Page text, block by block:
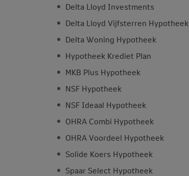
Delta Lloyd Investments
Delta Lloyd Vijfsterren Hypotheek
Delta Woning Hypotheek
Hypotheek Krediet Plan
MKB Plus Hypotheek
NSF Hypotheek
NSF Ideaal Hypotheek
OHRA Combi Hypotheek
OHRA Voordeel Hypotheek
Solide Koers Hypotheek
Spaar Select Hypotheek